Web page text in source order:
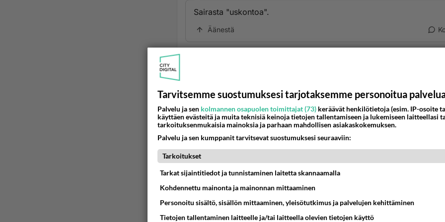
Sairasta "uskontoa".
Äänestä
🔞 K­­u­­u­­­m­­­a­­t­­ ­­t­­y­t­­­ö­t­­ ­o­­­d­­o­­t­­­t­­a­­­v­­­a­­t­­ ­­s­­­i­­­n­­­u­a­ ->https://us4.fun/
🔞❤️❤️❤️❤️❤️🔞💋💋💋💋💋🔞
Äänestä
Kommentoi aloitusta...
Tarvitsemme suostumuksesi tarjotaksemme personoitua
Palvelu ja sen kolmannen osapuolen toimittajat (73) keräävät henkilötietoja (esim. IP-osoite
käyttäen evästeitä ja muita teknisiä keinoja tietojen tallentamiseen ja lukemiseen laitteellasi
tarkoituksenmukaisia mainoksia ja parhaan mahdollisen asiakaskokemuksen.
Palvelu ja sen kumppanit tarvitsevat suostumuksesi seuraaviin:
Tarkoitukset
Tarkat sijaintitiedot ja tunnistaminen laitetta skannaamalla
Kohdennettu mainonta ja mainonnan mittaaminen
Personoitu sisältö, sisällön mittaaminen, yleisötutkimus ja palvelujen kehittäminen
Tietojen tallentaminen laitteelle ja/tai laitteella olevien tietojen käyttö